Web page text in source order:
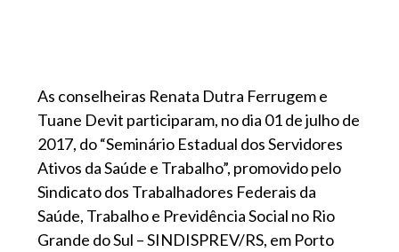
As conselheiras Renata Dutra Ferrugem e
Tuane Devit participaram, no dia 01 de julho de
2017, do “Seminário Estadual dos Servidores
Ativos da Saúde e Trabalho”, promovido pelo
Sindicato dos Trabalhadores Federais da
Saúde, Trabalho e Previdência Social no Rio
Grande do Sul – SINDISPREV/RS, em Porto